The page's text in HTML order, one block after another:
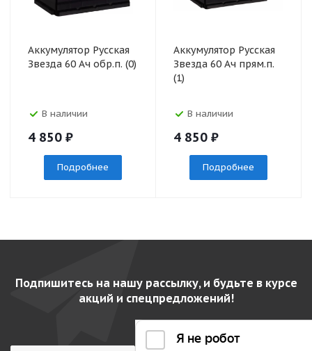
Аккумулятор Русская
Звезда 60 Ач обр.п. (0)
В наличии
4 850 ₽
Подробнее
Аккумулятор Русская
Звезда 60 Ач прям.п.
(1)
В наличии
4 850 ₽
Подробнее
Подпишитесь на нашу рассылку, и будьте в курсе
акций и спецпредложений!